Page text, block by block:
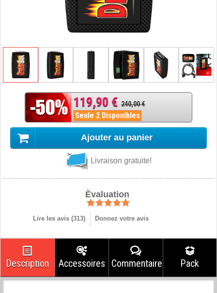
119,90 € 240,00 €
Seule 2 Disponibles
Ajouter au panier
Livraison gratuite!
Èvaluation
Lire les avis (313) Donnez votre avis
Description Accessoires Commentaires Pack